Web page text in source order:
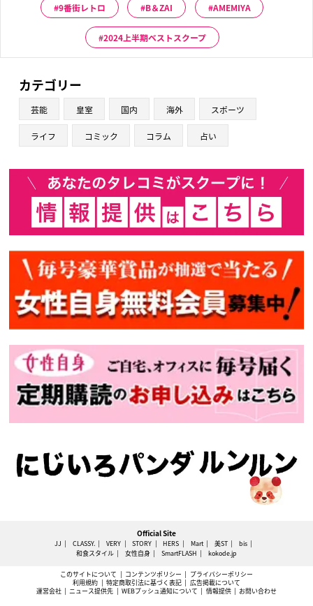
9番街レトロ B＆ZAI AMEMIYA
2024上半期ベストスクープ
カテゴリー
芸能 皇室 国内 海外 スポーツ
ライフ コミック コラム 占い
Official Site
JJ CLASSY. VERY STORY HERS Mart 美ST
bis
和食スタイル
女性自身 SmartFLASH kokode.jp
このサイトについて コンテンツポリシー
プライバシーポリシー
利用規約
特定商取引法に基づく表記
広告掲載について
運営会社
ニュース提供先 WEBプッシュ通知について 情報提供 お問い合わせ